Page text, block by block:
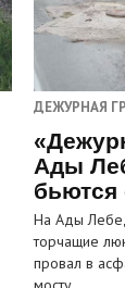
ДЕЖУРНАЯ
Ады
бьются
На Ады
торчащие
провал в